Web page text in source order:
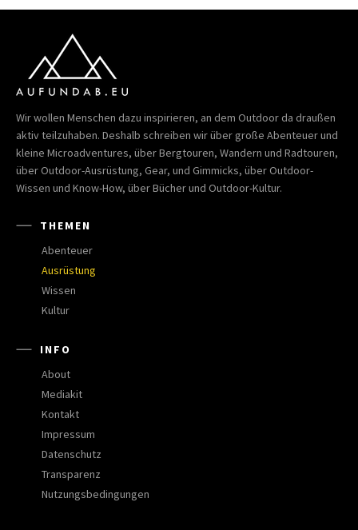
Wir wollen Menschen dazu inspirieren, an dem Outdoor da draußen
aktiv teilzuhaben. Deshalb schreiben wir über große Abenteuer und
kleine Microadventures, über Bergtouren, Wandern und Radtouren,
über Outdoor-Ausrüstung, Gear, und Gimmicks, über Outdoor-
Wissen und Know-How, über Bücher und Outdoor-Kultur.
THEMEN
Abenteuer
Ausrüstung
Wissen
Kultur
INFO
About
Mediakit
Kontakt
Impressum
Datenschutz
Transparenz
Nutzungsbedingungen